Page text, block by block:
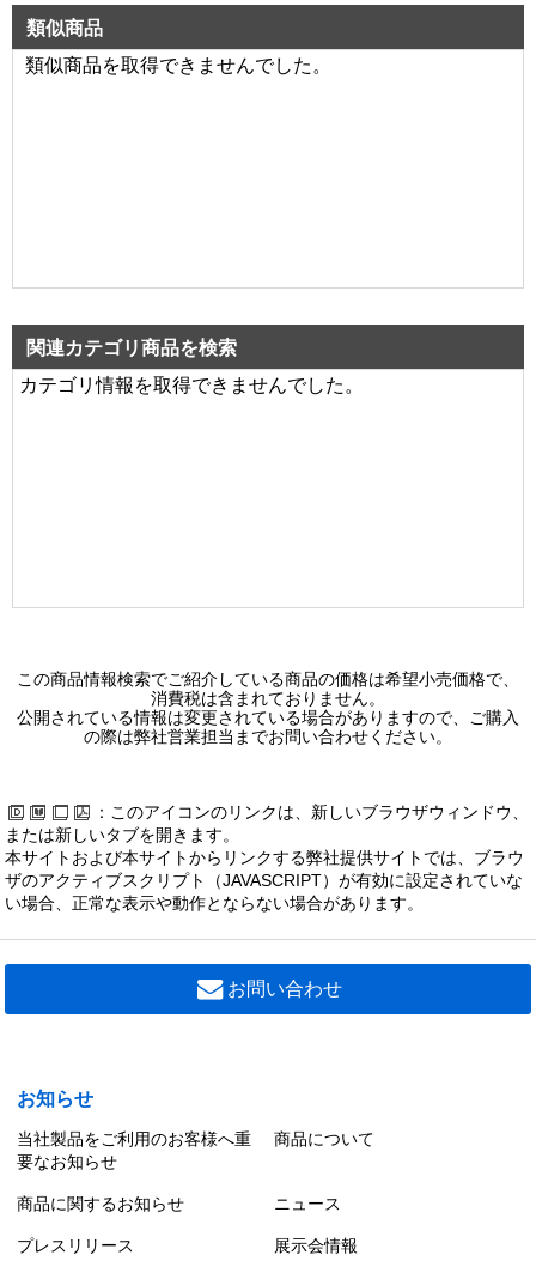
類似商品
類似商品を取得できませんでした。
関連カテゴリ商品を検索
カテゴリ情報を取得できませんでした。
この商品情報検索でご紹介している商品の価格は希望小売価格で、
消費税は含まれておりません。
公開されている情報は変更されている場合がありますので、ご購入
の際は弊社営業担当までお問い合わせください。
：このアイコンのリンクは、新しいブラウザウィンドウ、
または新しいタブを開きます。
本サイトおよび本サイトからリンクする弊社提供サイトでは、ブラウ
ザのアクティブスクリプト（JAVASCRIPT）が有効に設定されていな
い場合、正常な表示や動作とならない場合があります。
お問い合わせ
お知らせ
当社製品をご利用のお客様へ重
要なお知らせ
商品について
商品に関するお知らせ ニュース
プレスリリース 展示会情報